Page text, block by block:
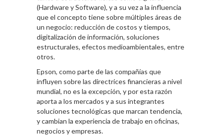
(Hardware y Software), y a su vez a la influencia
que el concepto tiene sobre múltiples áreas de
un negocio: reducción de costos y tiempos,
digitalización de información, soluciones
estructurales, efectos medioambientales, entre
otros.
Epson, como parte de las compañías que
influyen sobre las directrices financieras a nivel
mundial, no es la excepción, y por esta razón
aporta a los mercados y a sus integrantes
soluciones tecnológicas que marcan tendencia,
y cambian la experiencia de trabajo en oficinas,
negocios y empresas.